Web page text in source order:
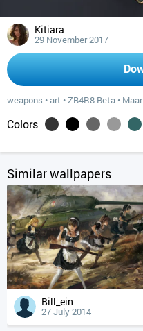
Kitiara
29 November 2017
weapons •art •ZB4R8 Beta •
Colors
Similar wallpapers
Bill_ein
27 July 2014